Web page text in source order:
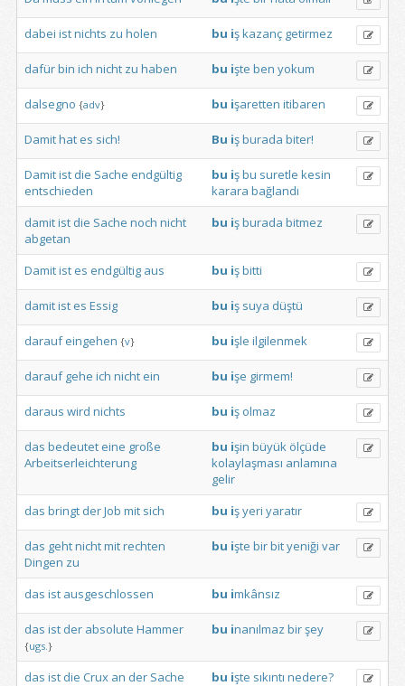
dabei istnichts zu holen bu işkazanç getirmez
dafürbin ich nicht zu haben bu işte ben yokum
dalsegno {adv} bu işaretten itibaren
Damithat es sich! Bu işburada biter!
Damitist die Sache endgültig
entschieden
bu işbu suretle kesin
karara bağlandı
damitist die Sache noch nicht
abgetan
bu işburada bitmez
Damitist es endgültig aus bu işbitti
damitist es Essig bu iş suya düştü
darauf eingehen {v} bu işle ilgilenmek
darauf gehe ich nicht ein bu işe girmem!
daraus wird nichts bu iş olmaz
das bedeutet eine große
Arbeitserleichterung
bu işin büyük ölçüde
kolaylaşması anlamına
gelir
das bringt derJob mit sich bu işyeri yaratır
das gehtnichtmitrechten
Dingen zu
bu işte birbityeniği var
das ist ausgeschlossen bu imkânsız
das ist der absolute Hammer
{ugs.}
bu inanılmaz birşey
das ist die Crux an der Sache bu işte sıkıntı nedere?